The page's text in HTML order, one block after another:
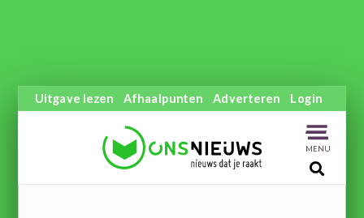
Uitgave lezen Afhaalpunten Adverteren Login
MENU